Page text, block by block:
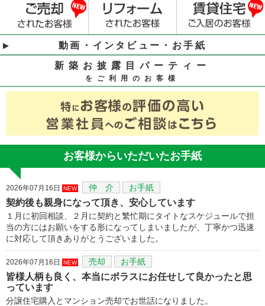
動画・インタビュー・お手紙
新築お披露目パーティー
をご利用のお客様
お客様からいただいたお手紙
2026年07月16日 NEW 仲 介 お手紙
契約後も親身になって頂き、安心しています
１月に初回相談、２月に契約と繁忙期にタイトなスケジュールで担
当の方にはお願いをする形になってしまいましたが、丁寧かつ迅速
に対応して頂きありがとうございました。
2026年07月16日 NEW 売却 お手紙
皆様人柄も良く、本当にポラスにお任せして良かったと思
っています
分譲住宅購入とマンション売却でお世話になりました。